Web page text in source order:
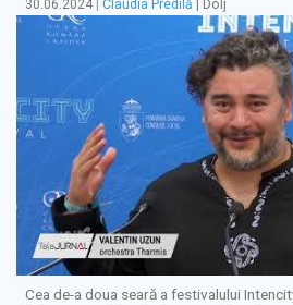
30.06.2024 Claudia Predilă | Dolj
Cea de-a doua seară a festivalului